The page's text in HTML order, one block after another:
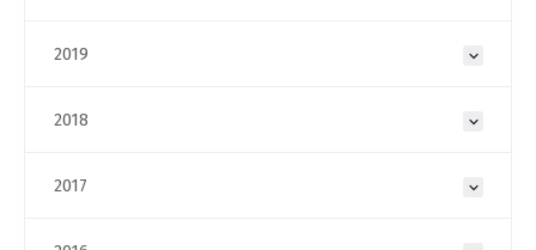
2019
2018
2017